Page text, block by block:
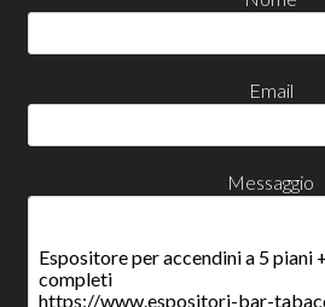
Email
Messaggio